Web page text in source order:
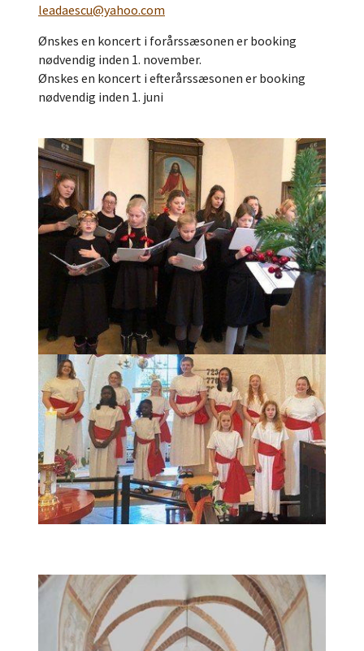
leadaescu@yahoo.com
Ønskes en koncert i forårssæsonen er booking
nødvendig inden 1. november.
Ønskes en koncert i efterårssæsonen er booking
nødvendig inden 1. juni